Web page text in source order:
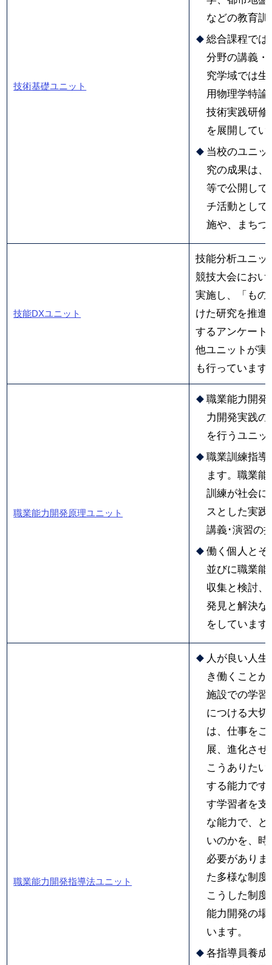
技術基礎ユニット
などの教育
総合課程では
分野の講義・
究学域では
用物理学特
技術実践研修
を展開してい
当校のユニ
究の成果は
等で公開して
チ活動とし
施や、まちづ
技能DXユニット
技能分析ユニッ
競技大会におい
実施し、「もの
けた研究を推進
するアンケート
他ユニットが実
も行っています
職業能力開発原理ユニット
職業能力開発
力開発実践
を行うユニッ
職業訓練指導
ます。職業
訓練が社会に
スとした実
講義･演習の
働く個人とそ
並びに職業
収集と検討
発見と解決な
をしています
職業能力開発指導法ユニット
人が良い人
き働くこと
施設での学習
につける大
は、仕事を
展、進化さ
こうありた
する能力です
す学習者を支
な能力で、
いのかを、
必要があり
た多様な制
こうした制
能力開発の場
います。
各指導員養成